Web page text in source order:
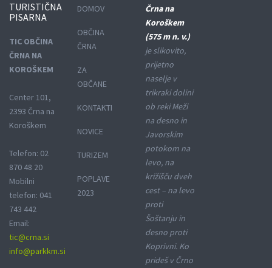
TURISTIČNA
PISARNA
TIC OBČINA
ČRNA NA
KOROŠKEM
Center 101,
2393 Črna na
Koroškem
Telefon: 02
870 48 20
Mobilni
telefon: 041
743 442
Email:
tic@crna.si
info@parkkm.si
DOMOV
OBČINA
ČRNA
ZA
OBČANE
KONTAKTI
NOVICE
TURIZEM
POPLAVE
2023
Črna na
Koroškem
(575 m n. v.)
je slikovito,
prijetno
naselje v
trikraki dolini
ob reki Meži
na desno in
Javorskim
potokom na
levo, na
križišču dveh
cest – na levo
proti
Šoštanju in
desno proti
Koprivni. Ko
prideš v Črno